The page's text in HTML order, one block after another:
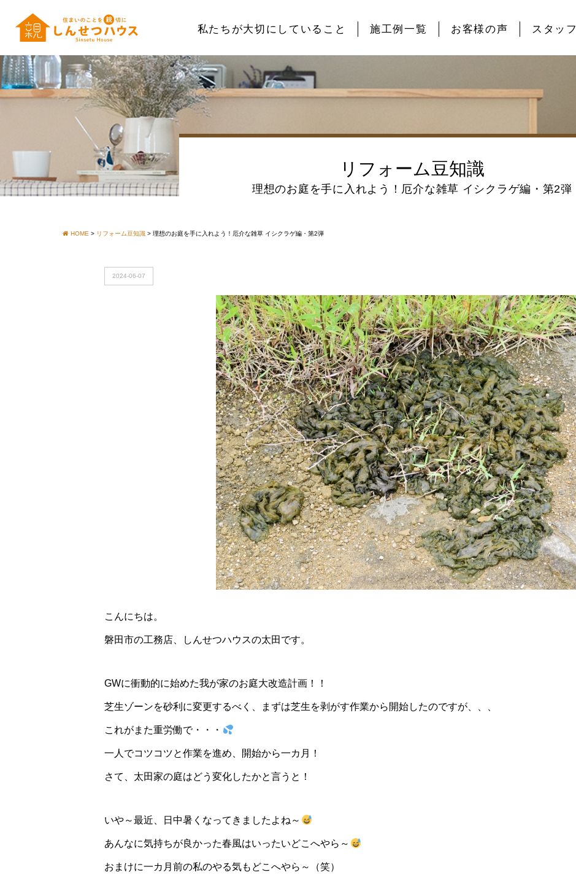
私たちが大切にしていること 施工例一覧 お客様の声 スタッフ
リフォーム豆知識
理想のお庭を手に入れよう！厄介な雑草 イシクラゲ編・第2弾
HOME > リフォーム豆知識 > 理想のお庭を手に入れよう！厄介な雑草 イシクラゲ編・第2弾
2024-06-07
こんにちは。
磐田市の工務店、しんせつハウスの太田です。
GWに衝動的に始めた我が家のお庭大改造計画！！
芝生ゾーンを砂利に変更するべく、まずは芝生を剥がす作業から開始したのですが、、、
これがまた重労働で・・・
一人でコツコツと作業を進め、開始から一カ月！
さて、太田家の庭はどう変化したかと言うと！
いや～最近、日中暑くなってきましたよね～
あんなに気持ちが良かった春風はいったいどこへやら～
おまけに一カ月前の私のやる気もどこへやら～（笑）